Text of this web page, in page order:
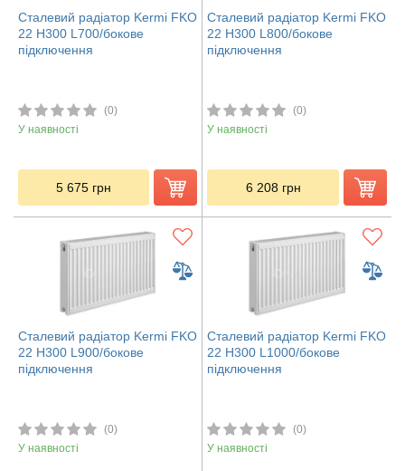
Сталевий радіатор Kermi FKO
22 H300 L700/бокове
підключення
(0)
У наявності
5 675 грн
Сталевий радіатор Kermi FKO
22 H300 L800/бокове
підключення
(0)
У наявності
6 208 грн
Сталевий радіатор Kermi FKO
22 H300 L900/бокове
підключення
(0)
У наявності
Сталевий радіатор Kermi FKO
22 H300 L1000/бокове
підключення
(0)
У наявності